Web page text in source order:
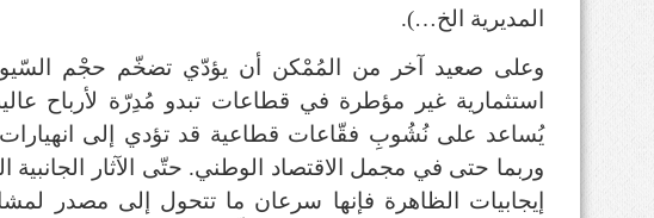
المديرية الخ…).
وعلى صعيد آخر من المُمْكن أن يؤدّي تضخّم حجْم
استثمارية غير مؤطرة في قطاعات تبدو مُدِرّة لأرباح
يُساعد على نُشُوبِ فقّاعات قطاعية قد تؤدي إلى
وربما حتى في مجمل الاقتصاد الوطني. حتّى الآثار
إيجابيات الظاهرة فإنها سرعان ما تتحول إلى مصدر